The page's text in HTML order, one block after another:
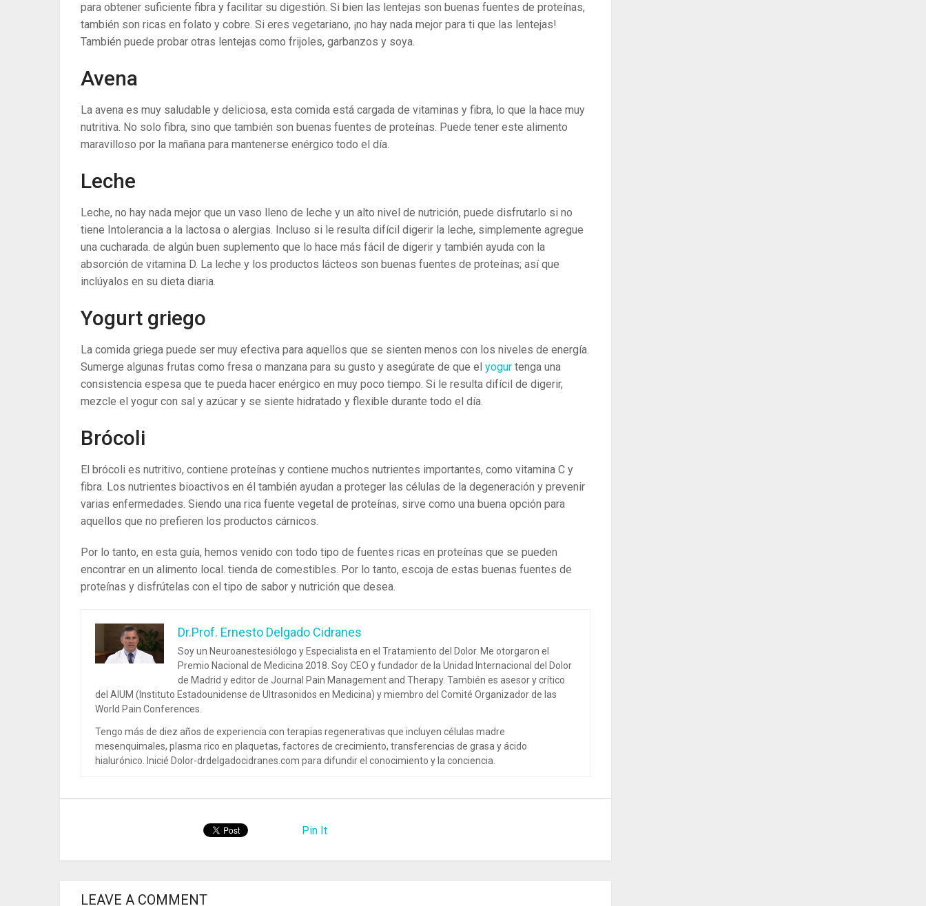
para obtener suficiente fibra y facilitar su digestión. Si bien las lentejas son buenas fuentes de proteínas,
también son ricas en folato y cobre. Si eres vegetariano, ¡no hay nada mejor para ti que las lentejas!
También puede probar otras lentejas como frijoles, garbanzos y soya.
Avena
La avena es muy saludable y deliciosa, esta comida está cargada de vitaminas y fibra, lo que la hace muy
nutritiva. No solo fibra, sino que también son buenas fuentes de proteínas. Puede tener este alimento
maravilloso por la mañana para mantenerse enérgico todo el día.
Leche
Leche, no hay nada mejor que un vaso lleno de leche y un alto nivel de nutrición, puede disfrutarlo si no
tiene Intolerancia a la lactosa o alergias. Incluso si le resulta difícil digerir la leche, simplemente agregue
una cucharada. de algún buen suplemento que lo hace más fácil de digerir y también ayuda con la
absorción de vitamina D. La leche y los productos lácteos son buenas fuentes de proteínas; así que
inclúyalos en su dieta diaria.
Yogurt griego
La comida griega puede ser muy efectiva para aquellos que se sienten menos con los niveles de energía.
Sumerge algunas frutas como fresa o manzana para su gusto y asegúrate de que el yogur tenga una
consistencia espesa que te pueda hacer enérgico en muy poco tiempo. Si le resulta difícil de digerir,
mezcle el yogur con sal y azúcar y se siente hidratado y flexible durante todo el día.
Brócoli
El brócoli es nutritivo, contiene proteínas y contiene muchos nutrientes importantes, como vitamina C y
fibra. Los nutrientes bioactivos en él también ayudan a proteger las células de la degeneración y prevenir
varias enfermedades. Siendo una rica fuente vegetal de proteínas, sirve como una buena opción para
aquellos que no prefieren los productos cárnicos.
Por lo tanto, en esta guía, hemos venido con todo tipo de fuentes ricas en proteínas que se pueden
encontrar en un alimento local. tienda de comestibles. Por lo tanto, escoja de estas buenas fuentes de
proteínas y disfrútelas con el tipo de sabor y nutrición que desea.
Dr.Prof. Ernesto Delgado Cidranes
Soy un Neuroanestesiólogo y Especialista en el Tratamiento del Dolor. Me otorgaron el
Premio Nacional de Medicina 2018. Soy CEO y fundador de la Unidad Internacional del Dolor
de Madrid y editor de Journal Pain Management and Therapy. También es asesor y crítico
del AIUM (Instituto Estadounidense de Ultrasonidos en Medicina) y miembro del Comité Organizador de las
World Pain Conferences.
Tengo más de diez años de experiencia con terapias regenerativas que incluyen células madre
mesenquimales, plasma rico en plaquetas, factores de crecimiento, transferencias de grasa y ácido
hialurónico. Inicié Dolor-drdelgadocidranes.com para difundir el conocimiento y la conciencia.
Pin It
LEAVE A COMMENT